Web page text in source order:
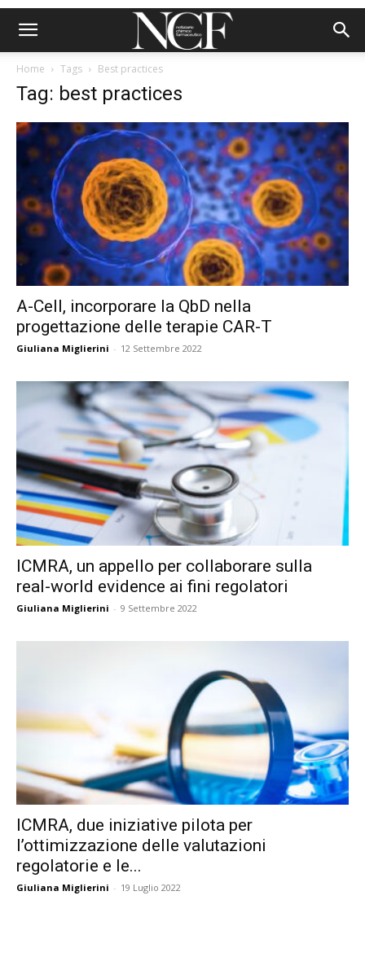
Home Tags Best practices
Tag: best practices
A-Cell, incorporare la QbD nella
progettazione delle terapie CAR-T
Giuliana Miglierini - 12 Settembre 2022
ICMRA, un appello per collaborare sulla
real-world evidence ai fini regolatori
Giuliana Miglierini - 9 Settembre 2022
ICMRA, due iniziative pilota per
l’ottimizzazione delle valutazioni
regolatorie e le...
Giuliana Miglierini - 19 Luglio 2022